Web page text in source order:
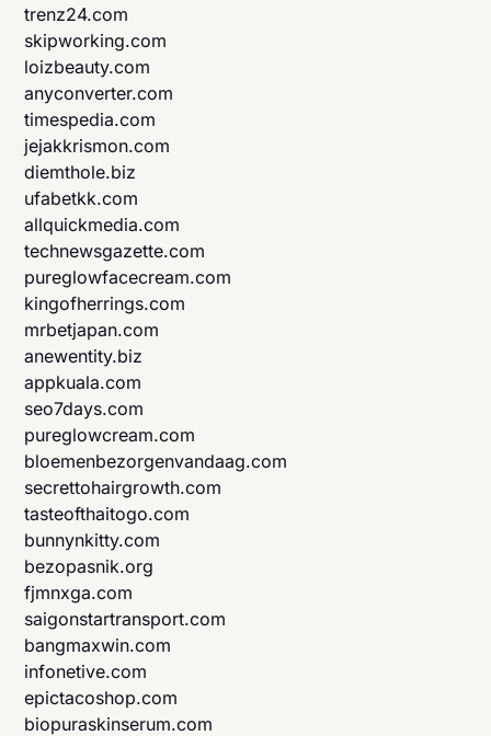
trenz24.com
skipworking.com
loizbeauty.com
anyconverter.com
timespedia.com
jejakkrismon.com
diemthole.biz
ufabetkk.com
allquickmedia.com
technewsgazette.com
pureglowfacecream.com
kingofherrings.com
mrbetjapan.com
anewentity.biz
appkuala.com
seo7days.com
pureglowcream.com
bloemenbezorgenvandaag.com
secrettohairgrowth.com
tasteofthaitogo.com
bunnynkitty.com
bezopasnik.org
fjmnxga.com
saigonstartransport.com
bangmaxwin.com
infonetive.com
epictacoshop.com
biopuraskinserum.com